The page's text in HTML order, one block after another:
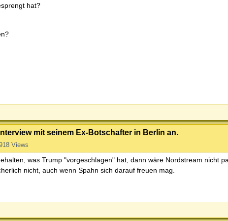
hat?
mit seinem Ex-Botschafter in Berlin an.
Views
was Trump "vorgeschlagen" hat, dann wäre Nordstream nicht
nicht, auch wenn Spahn sich darauf freuen mag.